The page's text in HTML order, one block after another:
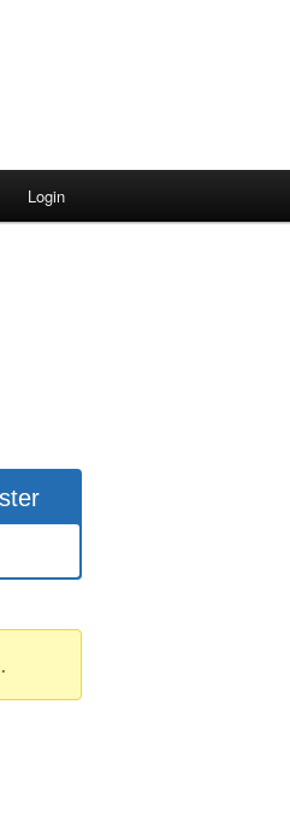
Login